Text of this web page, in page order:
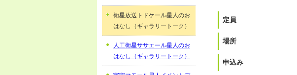
定員
場所
申込み
衛星放送トドケール星人のお
はなし（ギャラリートーク）
人工衛星ササエール星人のお
はなし（ギャラリートーク）